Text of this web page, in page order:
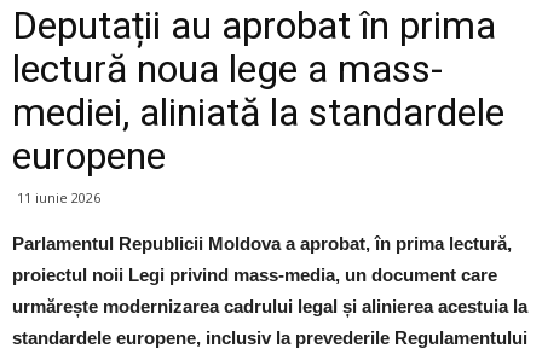
Deputații au aprobat în prima
lectură noua lege a mass-
mediei, aliniată la standardele
europene
11 iunie 2026
Parlamentul Republicii Moldova a aprobat, în prima lectură,
proiectul noii Legi privind mass-media, un document care
urmărește modernizarea cadrului legal și alinierea acestuia la
standardele europene, inclusiv la prevederile Regulamentului